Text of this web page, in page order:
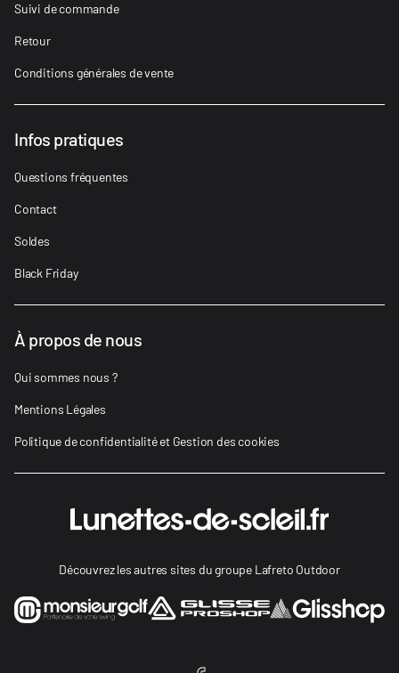
Suivi de commande
Retour
Conditions générales de vente
Infos pratiques
Questions fréquentes
Contact
Soldes
Black Friday
À propos de nous
Qui sommes nous ?
Mentions Légales
Politique de confidentialité et Gestion des cookies
Découvrez les autres sites du groupe Lafreto Outdoor